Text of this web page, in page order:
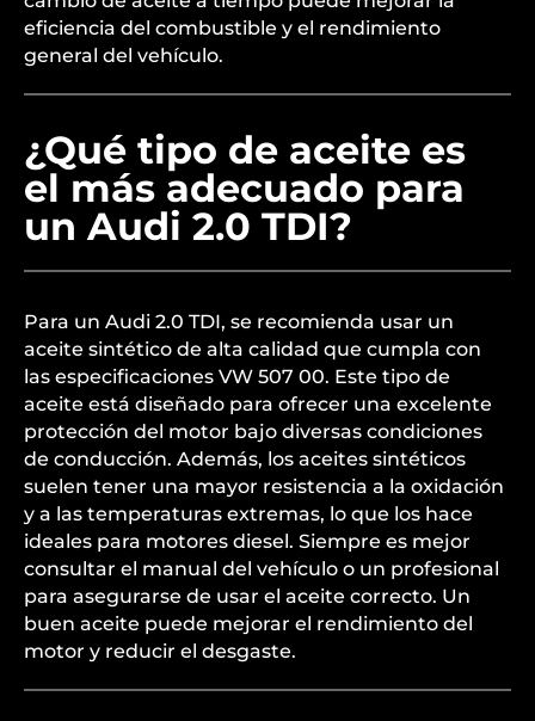
eficiencia del combustible y el rendimiento
general del vehículo.
¿Qué tipo de aceite es
el más adecuado para
un Audi 2.0 TDI?
Para un Audi 2.0 TDI, se recomienda usar un
aceite sintético de alta calidad que cumpla con
las especificaciones VW 507 00. Este tipo de
aceite está diseñado para ofrecer una excelente
protección del motor bajo diversas condiciones
de conducción. Además, los aceites sintéticos
suelen tener una mayor resistencia a la oxidación
y a las temperaturas extremas, lo que los hace
ideales para motores diesel. Siempre es mejor
consultar el manual del vehículo o un profesional
para asegurarse de usar el aceite correcto. Un
buen aceite puede mejorar el rendimiento del
motor y reducir el desgaste.